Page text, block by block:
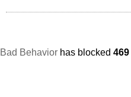
Bad Behavior has blocked 469